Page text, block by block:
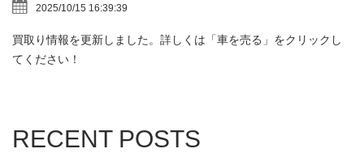
2025/10/15 16:39:39
買取り情報を更新しました。詳しくは「車を売る」をクリックし
てください！
RECENT POSTS